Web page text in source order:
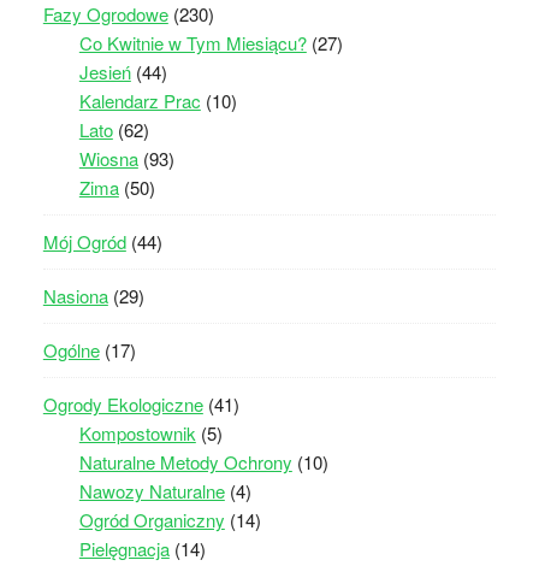
Fazy Ogrodowe(230)
Co Kwitnie w Tym Miesiącu?(27)
Jesień(44)
Kalendarz Prac (10)
Lato(62)
Wiosna(93)
Zima(50)
Mój Ogród(44)
Nasiona(29)
Ogólne(17)
Ogrody Ekologiczne(41)
Kompostownik (5)
Naturalne Metody Ochrony (10)
Nawozy Naturalne(4)
Ogród Organiczny (14)
Pielęgnacja(14)